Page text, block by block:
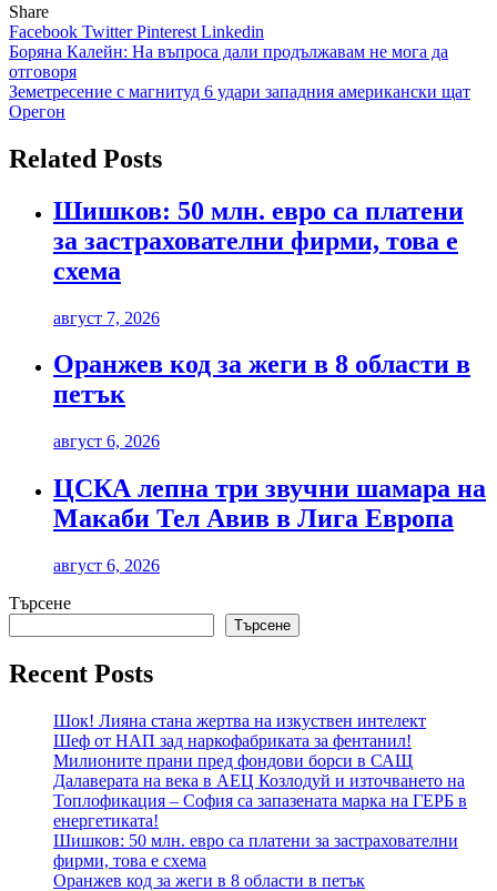
Share
Facebook TwitterPinterest Linkedin
Навигация
Боряна Калейн: На въпроса дали продължавам не мога да
отговоря
Земетресение с магнитуд 6 удари западния американски щат
Орегон
Related Posts
Шишков: 50 млн. евро са платени
за застрахователни фирми, това е
схема
август 7, 2026
Оранжев код за жеги в 8 области в
петък
август 6, 2026
ЦСКА лепна три звучни шамара на
Макаби Тел Авив в Лига Европа
август 6, 2026
Търсене
Търсене
Recent Posts
Шок! Лияна стана жертва на изкуствен интелект
Шеф от НАП зад наркофабриката за фентанил!
Милионите прани пред фондови борси в САЩ
Далаверата на века в АЕЦ Козлодуй и източването на
Топлофикация – София са запазената марка на ГЕРБ в
енергетиката!
Шишков: 50 млн. евро са платени за застрахователни
фирми, това е схема
Оранжев код за жеги в 8 области в петък